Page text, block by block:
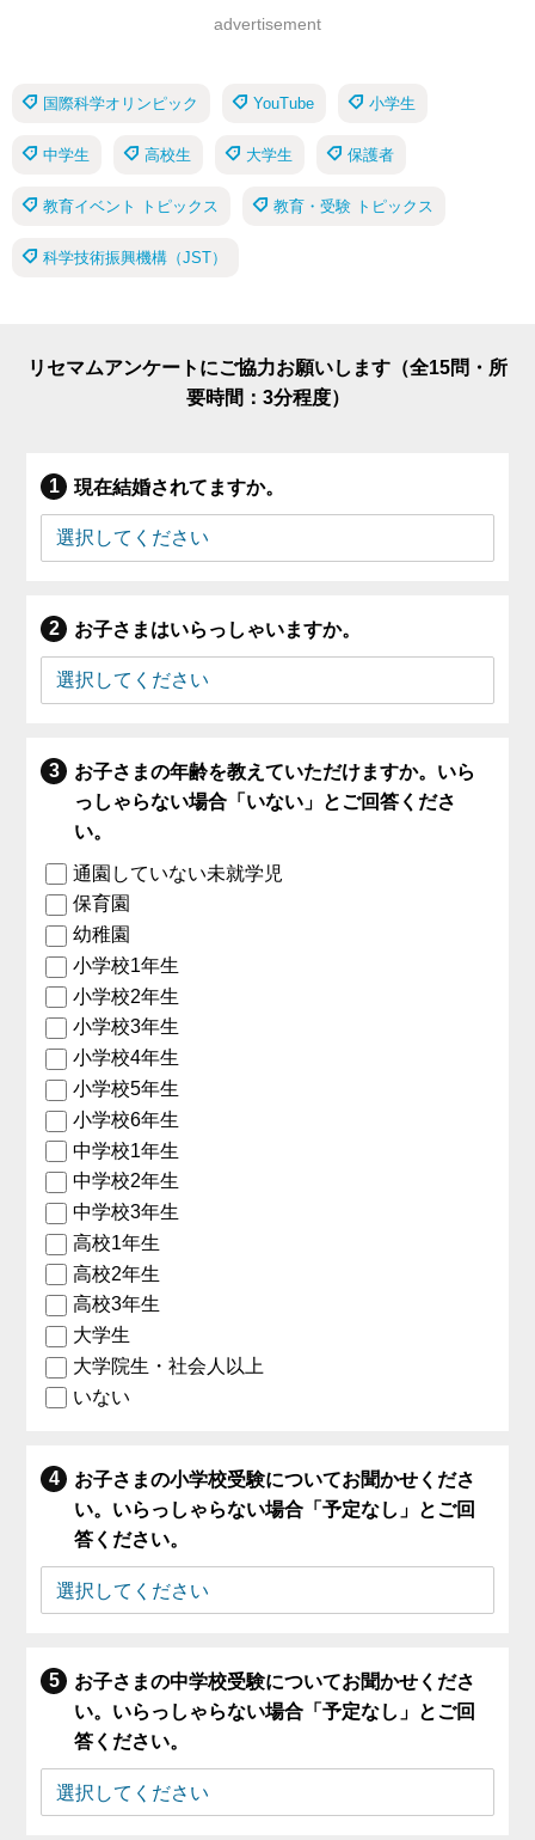
advertisement
国際科学オリンピック YouTube 小学生
中学生 高校生 大学生 保護者
教育イベント トピックス 教育・受験 トピックス
科学技術振興機構（JST）
リセマムアンケートにご協力お願いします（全15問・所
要時間：3分程度）
現在結婚されてますか。
お子さまはいらっしゃいますか。
お子さまの年齢を教えていただけますか。いら
っしゃらない場合「いない」とご回答くださ
い。
通園していない未就学児
保育園
幼稚園
小学校1年生
小学校2年生
小学校3年生
小学校4年生
小学校5年生
小学校6年生
中学校1年生
中学校2年生
中学校3年生
高校1年生
高校2年生
高校3年生
大学生
大学院生・社会人以上
いない
お子さまの小学校受験についてお聞かせくださ
い。いらっしゃらない場合「予定なし」とご回
答ください。
お子さまの中学校受験についてお聞かせくださ
い。いらっしゃらない場合「予定なし」とご回
答ください。